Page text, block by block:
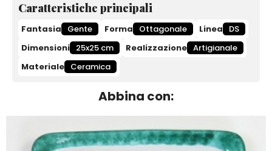
Caratteristiche principali
Fantasia Gente Forma Ottagonale Linea
DS
Dimensioni 25x25 cm Realizzazione Artigianale
Materiale Ceramica
Abbina con: